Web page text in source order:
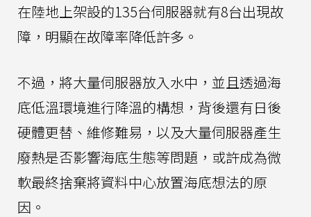
在陸地上架設的135台伺服器就有8台出現故
障，明顯在故障率降低許多。
不過，將大量伺服器放入水中，並且透過海
底低溫環境進行降溫的構想，背後還有日後
硬體更替、維修難易，以及大量伺服器產生
廢熱是否影響海底生態等問題，或許成為微
軟最終捨棄將資料中心放置海底想法的原
因。